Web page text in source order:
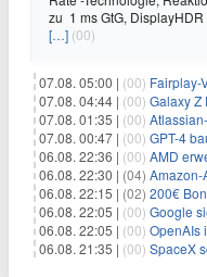
zu 1 ms GtG,
[…] (00)
07.08. 05:00 | (00) Fairplay-
07.08. 04:44 | (00) Galaxy Z
07.08. 01:35 | (00) Atlassian-
07.08. 00:47 | (00) GPT-4 baut
06.08. 22:36 | (00) AMD
06.08. 22:30 | (04) Amazon-
06.08. 22:15 | (02) 200€
06.08. 22:05 | (00) Google sieht sich
06.08. 22:05 | (00) OpenAIs
06.08. 21:35 | (00) SpaceX